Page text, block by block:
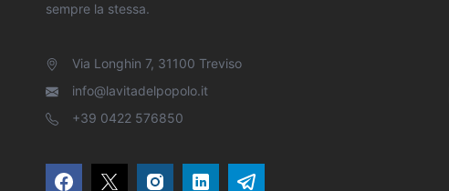
sempre la stessa.
Via Longhin 7, 31100 Treviso
info@lavitadelpopolo.it
+39 0422 576850